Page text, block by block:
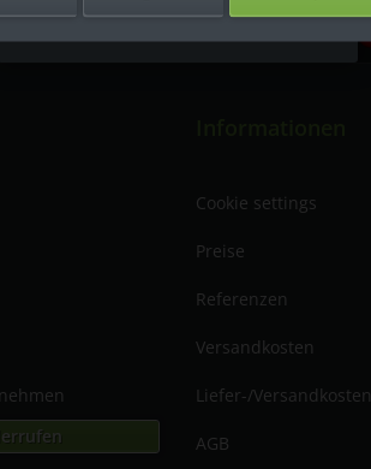
Cookie settings
Preise
Referenzen
Versandkosten
Liefer-/Versandkosten
AGB